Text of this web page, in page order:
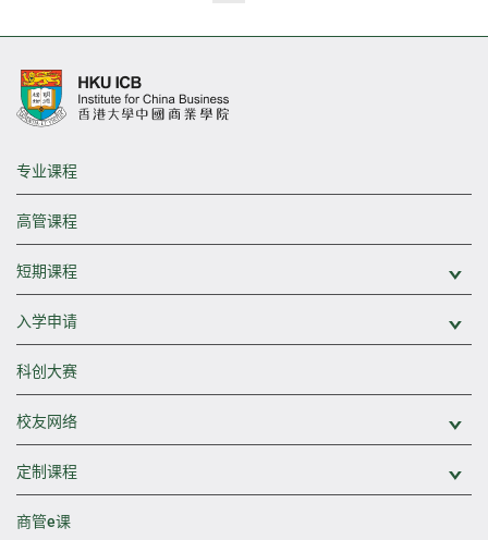
专业课程
高管课程
短期课程
入学申请
科创大赛
校友网络
定制课程
商管e课